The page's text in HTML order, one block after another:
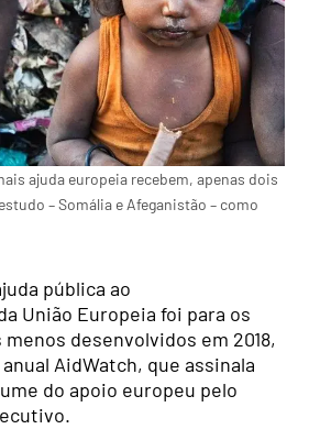
ajuda europeia recebem, apenas dois
– Somália e Afeganistão – como
pública ao
União Europeia foi para os
desenvolvidos em 2018,
AidWatch, que assinala
do apoio europeu pelo